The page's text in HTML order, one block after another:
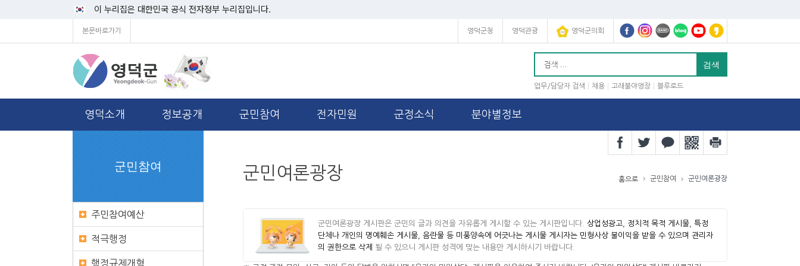
이 누리집은 대한민국 공식 전자정부 누리집입니다.
본문바로가기 영덕군청 영덕관광 영덕군의회
업무/담당자 검색 채용 고래불야영장 블루로드
영덕소개 정보공개 군민참여 전자민원 군정소식 분야별정보
군민여론광장 홈으로 군민참여 군민여론광장
군민여론광장 게시판은 군민의 글과 의견을 자유롭게 게시할 수 있는 게시판입니다. 상업성광고, 정치적 목적 게시물, 특정
단체나 개인의 명예훼손 게시물, 음란물 등 미풍양속에 어긋나는 게시물 게시자는 민형사상 불이익을 받을 수 있으며 관리자
의 권한으로 삭제
될 수 있으니 게시판 성격에 맞는 내용만 게시하시기 바랍니다.
군민참여
주민참여예산
적극행정
행정규제개혁